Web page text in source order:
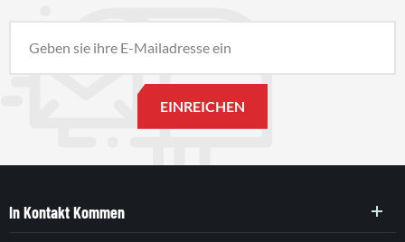
In Kontakt Kommen